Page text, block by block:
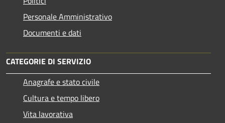
Personale Amministrativo
Documenti e dati
CATEGORIE DI SERVIZIO
Anagrafe e stato civile
Cultura e tempo libero
Vita lavorativa